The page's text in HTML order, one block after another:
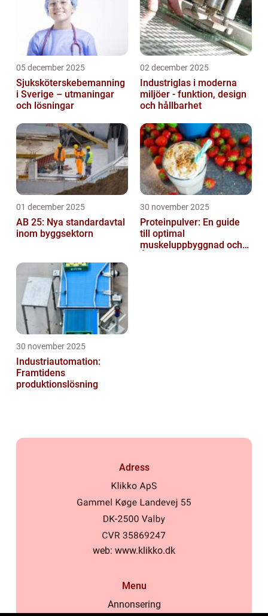
05 december 2025
Sjuksköterskebemanning
i Sverige – utmaningar
och lösningar
02 december 2025
Industriglas i moderna
miljöer - funktion, design
och hållbarhet
01 december 2025
AB 25: Nya standardavtal
inom byggsektorn
30 november 2025
Proteinpulver: En guide
till optimal
muskeluppbyggnad och
30 november 2025
Industriautomation:
Framtidens
produktionslösning
Adress
web: www.klikko.dk
Menu
Annonsering